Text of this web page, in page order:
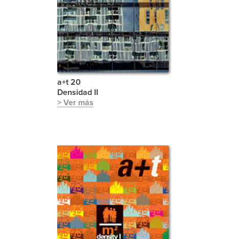
a+t 20
Densidad II
> Ver más